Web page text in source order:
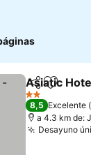
Compartir
Asiatic
2 Estrellas
8,5 Excelente
a 4.3 km de:
Desayuno